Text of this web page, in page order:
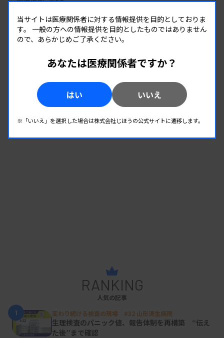
微生物
第2回 微生物検査班研修会
和歌山県臨床検査技師会
開催場所 : 和歌山県 | WEB
RANKING
人気の記事
1
変わり続ける検査の現場 #32 山形済生病院
生理検査のパニック値、報告体制を再構築 “伝え
た後”まで確認
当サイトは医療関係者に対する情報提供を目的としておりま
す。 一般の方への情報提供を目的としたものではありません
ので、あらかじめご了承ください。
あなたは医療関係者ですか？
はい いいえ
※「いいえ」を選択した場合は株式会社じほうの公式サイトに遷移します。